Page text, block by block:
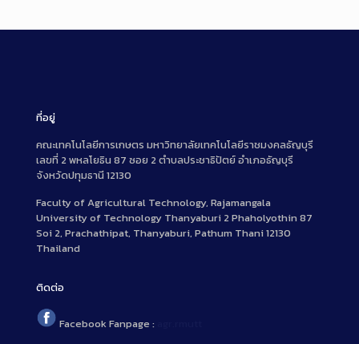
ที่อยู่
คณะเทคโนโลยีการเกษตร มหาวิทยาลัยเทคโนโลยีราชมงคลธัญบุรี
เลขที่ 2 พหลโยธิน 87 ซอย 2 ตำบลประชาธิปัตย์ อำเภอธัญบุรี
จังหวัดปทุมธานี 12130
Faculty of Agricultural Technology, Rajamangala
University of Technology Thanyaburi 2 Phaholyothin 87
Soi 2, Prachathipat, Thanyaburi, Pathum Thani 12130
Thailand
ติดต่อ
Facebook Fanpage :